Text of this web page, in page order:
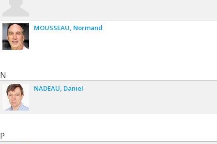
MOUSSEAU Normand
N
NADEAU Daniel
P